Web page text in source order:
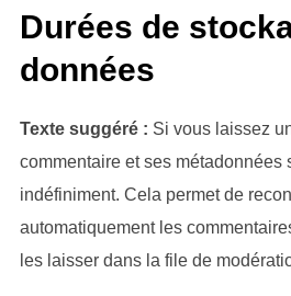
Durées de
données
Texte suggéré : Si vous laissez
commentaire et ses métadonnées
indéfiniment. Cela permet de
automatiquement les
les laisser dans la file de